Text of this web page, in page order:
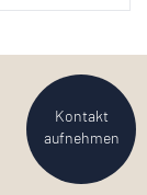
Kontakt
aufnehmen